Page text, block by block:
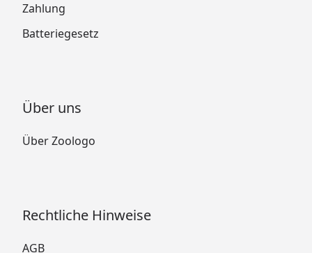
Zahlung
Batteriegesetz
Über uns
Über Zoologo
Rechtliche Hinweise
AGB